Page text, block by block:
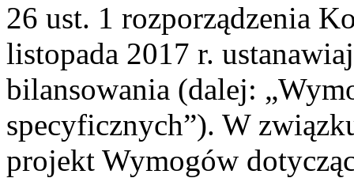
26 ust. 1 rozporządzenia
listopada 2017 r.
bilansowania (dalej:
specyficznych”). W
projekt Wymogów